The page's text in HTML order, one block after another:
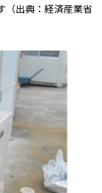
（出典：経済産業省